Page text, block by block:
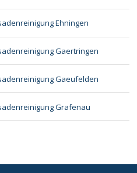
Ehningen
Gaertringen
Gaeufelden
Grafenau